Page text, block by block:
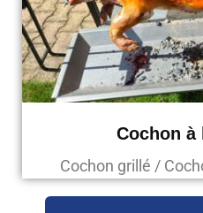
Cochon à
Cochon grillé /